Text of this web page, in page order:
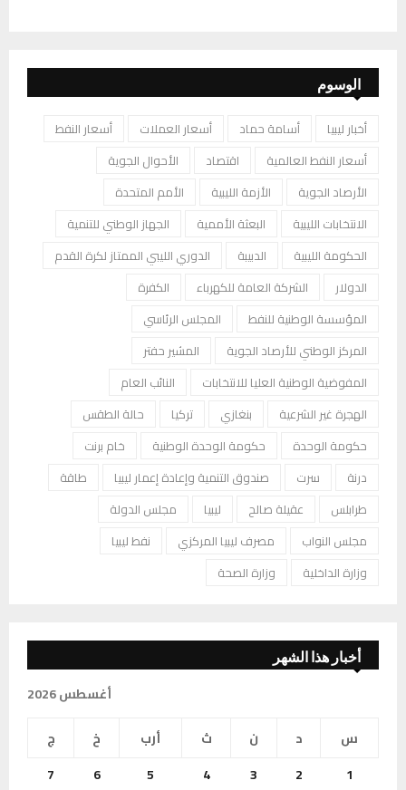
الوسوم
أخبار ليبيا أسامة حماد أسعار العملات
أسعار النفط
أسعار النفط العالمية
اقتصاد
الأحوال الجوية
الأرصاد الجوية
الأزمة الليبية
الأمم المتحدة
الانتخابات الليبية
البعثة الأممية
الجهاز الوطني للتنمية
الحكومة الليبية
الدبيبة
الدوري الليبي الممتاز لكرة القدم
الدولار
الشركة العامة للكهرباء
الكفرة
المؤسسة الوطنية للنفط
المجلس الرئاسي
المركز الوطني للأرصاد الجوية
المشير حفتر
المفوضية الوطنية العليا للانتخابات
النائب العام
الهجرة غير الشرعية
بنغازي تركيا
حالة الطقس
حكومة الوحدة
حكومة الوحدة الوطنية
خام برنت
درنة
سرت صندوق التنمية وإعادة إعمار ليبيا
طاقة
طرابلس
عقيلة صالح ليبيا
مجلس الدولة
مجلس النواب
مصرف ليبيا المركزي
نفط ليبيا
وزارة الداخلية
وزارة الصحة
أخبار هذا الشهر
أغسطس 2026
س
د ن ث أرب خ
ج
1
2
3
4
5
6
7